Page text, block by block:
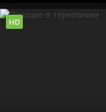
HD